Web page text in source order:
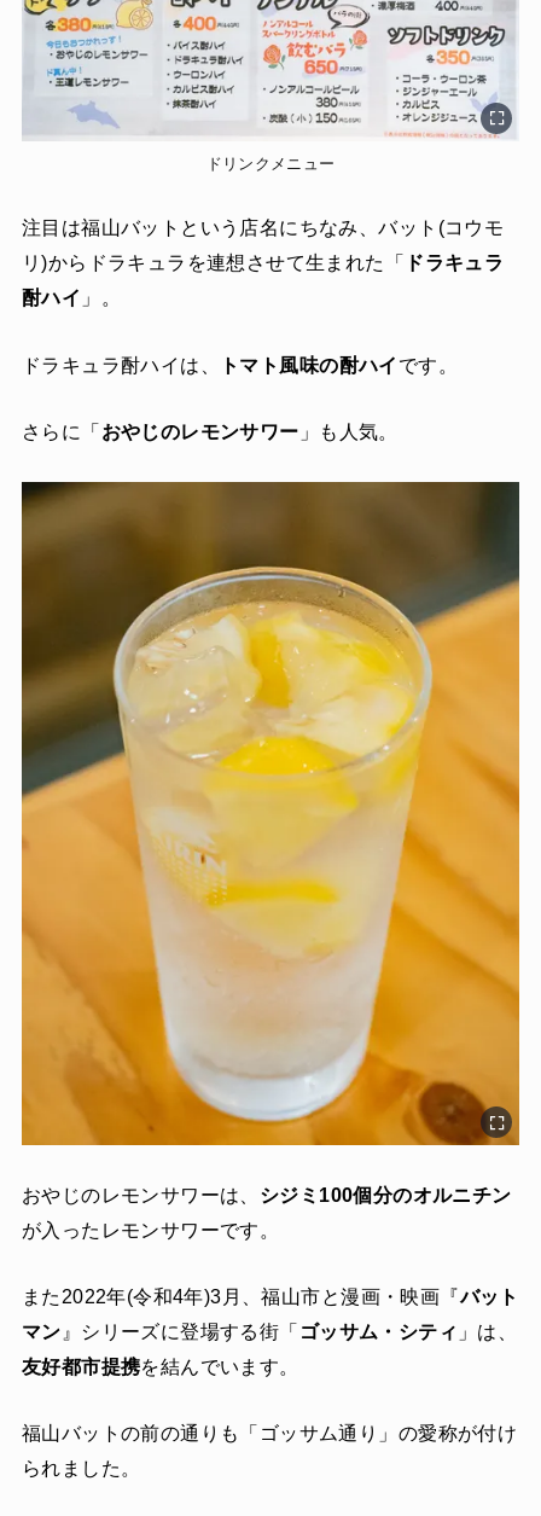
ドリンクメニュー
注目は福山バットという店名にちなみ、バット(コウモ
リ)からドラキュラを連想させて生まれた「
ドラキュラ
酎ハイ 」。
ドラキュラ酎ハイは、 トマト風味の酎ハイ です。
さらに「おやじのレモンサワー 」も人気。
おやじのレモンサワーは、 シジミ100個分のオルニチン
が入ったレモンサワーです。
また2022年(令和4年)3月、福山市と漫画・映画『バット
マン 』シリーズに登場する街「 ゴッサム・シティ 」は、
友好都市提携を結んでいます。
福山バットの前の通りも「ゴッサム通り」の愛称が付け
られました。